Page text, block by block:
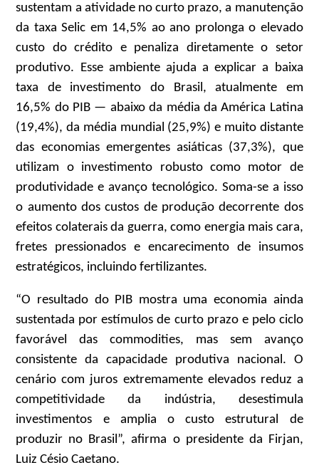
sustentam a atividade no curto prazo, a manutenção
da taxa Selic em 14,5% ao ano prolonga o elevado
custo do crédito e penaliza diretamente o setor
produtivo. Esse ambiente ajuda a explicar a baixa
taxa de investimento do Brasil, atualmente em
16,5% do PIB — abaixo da média da América Latina
(19,4%), da média mundial (25,9%) e muito distante
das economias emergentes asiáticas (37,3%), que
utilizam o investimento robusto como motor de
produtividade e avanço tecnológico. Soma-se a isso
o aumento dos custos de produção decorrente dos
efeitos colaterais da guerra, como energia mais cara,
fretes pressionados e encarecimento de insumos
estratégicos, incluindo fertilizantes.
“O resultado do PIB mostra uma economia ainda
sustentada por estímulos de curto prazo e pelo ciclo
favorável das commodities, mas sem avanço
consistente da capacidade produtiva nacional. O
cenário com juros extremamente elevados reduz a
competitividade da indústria, desestimula
investimentos e amplia o custo estrutural de
produzir no Brasil”, afirma o presidente da Firjan,
Luiz Césio Caetano.